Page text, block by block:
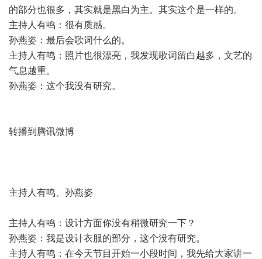
的部分也很多，其实就是黑白为主。其实这个是一样的。
主持人有鸣：很有质感。
孙燕姿：最后会歌词什么的。
主持人有鸣：照片也很漂亮，我发现歌词留白越多，文艺的
气息越重。
孙燕姿：这个我没有研究。
转播到腾讯微博
主持人有鸣、孙燕姿
主持人有鸣：设计方面你没有稍微研究一下？
孙燕姿：我是设计衣服的部分，这个没有研究。
主持人有鸣：在今天节目开始一小段时间，我先给大家讲一